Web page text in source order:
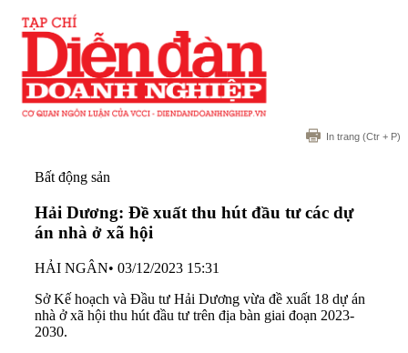
In trang (Ctr + P)
Bất động sản
Hải Dương: Đề xuất thu hút đầu tư các dự
án nhà ở xã hội
HẢI NGÂN• 03/12/2023 15:31
Sở Kế hoạch và Đầu tư Hải Dương vừa đề xuất 18 dự án
nhà ở xã hội thu hút đầu tư trên địa bàn giai đoạn 2023-
2030.